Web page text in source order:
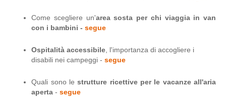
Come scegliere un'area sosta per chi viaggia in van
con i bambini -segue
Ospitalità accessibile , l'importanza di accogliere i
disabili nei campeggi -segue
Quali sono lestrutture ricettive per le vacanze all'aria
aperta -segue